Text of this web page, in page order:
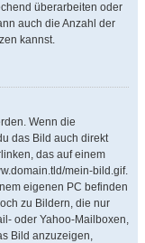
überarbeiten oder
auch die Anzahl der
kannst.
Wenn die
das Bild auch direkt
das auf einem
mein-bild.gif.
eigenen PC befinden
zu Bildern, die nur
oder Yahoo-Mailboxen,
Bild anzuzeigen,